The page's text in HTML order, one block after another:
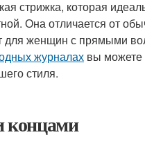
стрижка, которая
Она отличается от
для женщин с прямыми
журналах вы можете
стиля.
концами